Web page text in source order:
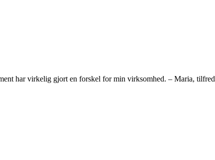
har virkelig gjort en forskel for min virksomhed. – Maria,